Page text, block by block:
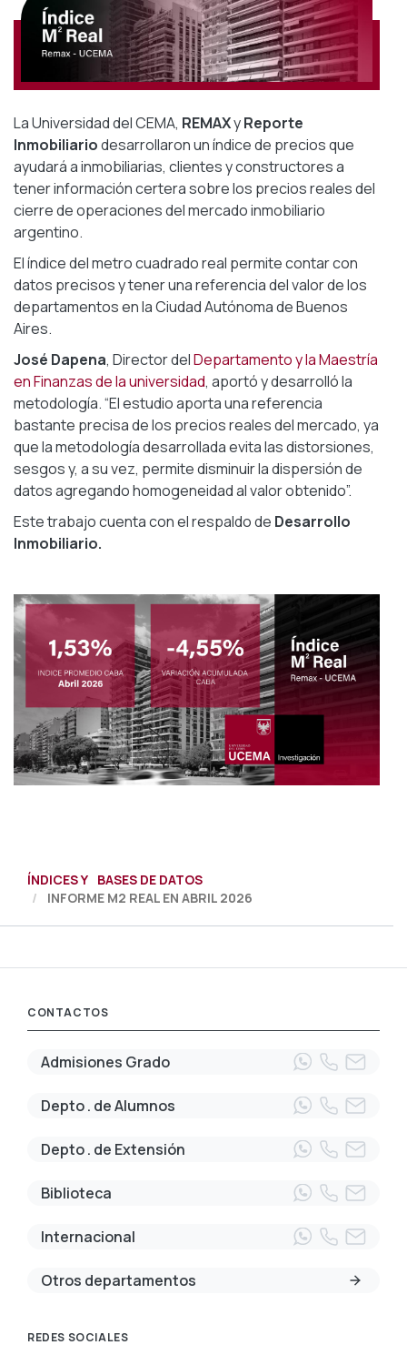
La Universidad del CEMA, REMAXyReporte
Inmobiliariodesarrollaron un índice de precios que
ayudará a inmobiliarias, clientes y constructores a
tener información certera sobre los precios reales del
cierre de operaciones del mercado inmobiliario
argentino.
El índice del metro cuadrado real permite contar con
datos precisos y tener una referencia del valor de los
departamentos en la Ciudad Autónoma de Buenos
Aires.
José Dapena, Director delDepartamento y la Maestría
en Finanzas de la universidad, aportó y desarrolló la
metodología. “El estudio aporta una referencia
bastante precisa de los precios reales del mercado, ya
que la metodología desarrollada evita las distorsiones,
sesgos y, a su vez, permite disminuir la dispersión de
datos agregando homogeneidad al valor obtenido”.
Este trabajo cuenta con el respaldo de Desarrollo
Inmobiliario.
ÍNDICES Y BASES DE DATOS
INFORME M2 REAL EN ABRIL 2026
CONTACTOS
Admisiones Grado
Depto . de Alumnos
Depto . de Extensión
Biblioteca
Internacional
Otros departamentos
REDES SOCIALES